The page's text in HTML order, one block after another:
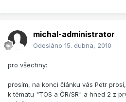
michal-administrator
Odesláno 15. dubna, 2010
pro všechny:
prosím, na konci článku vás Petr
k tématu "TOS a ČR/SR" a hned 2 z